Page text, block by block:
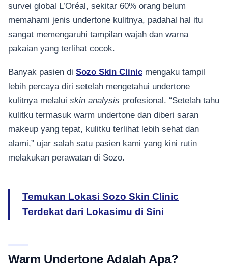
survei global L’Oréal, sekitar 60% orang belum
memahami jenis undertone kulitnya, padahal hal itu
sangat memengaruhi tampilan wajah dan warna
pakaian yang terlihat cocok.
Banyak pasien di Sozo Skin Clinic mengaku tampil
lebih percaya diri setelah mengetahui undertone
kulitnya melalui skin analysis profesional. “Setelah tahu
kulitku termasuk warm undertone dan diberi saran
makeup yang tepat, kulitku terlihat lebih sehat dan
alami,” ujar salah satu pasien kami yang kini rutin
melakukan perawatan di Sozo.
Temukan Lokasi Sozo Skin Clinic
Terdekat dari Lokasimu di Sini
Warm Undertone Adalah Apa?